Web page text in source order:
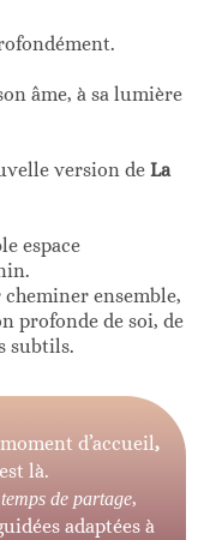
âme, à sa lumière
version de La
espace
ensemble,
profonde de soi, de
subtils.
d’accueil,
là.
temps de partage,
adaptées à